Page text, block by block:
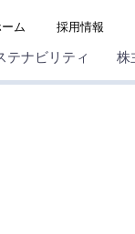
ム 採用情報
テナビリティ 株